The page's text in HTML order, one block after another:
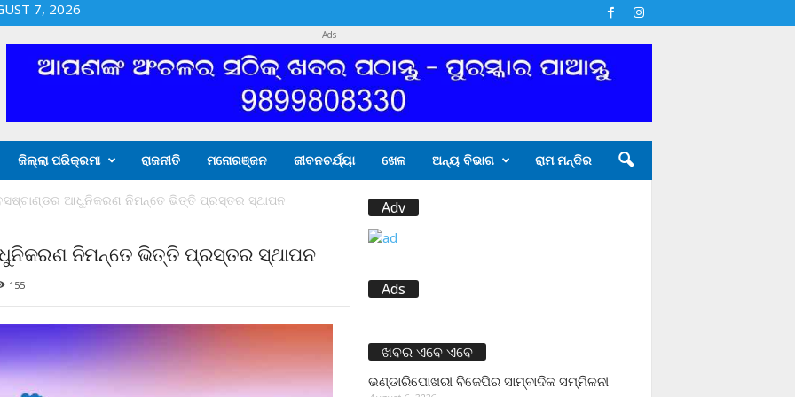
7, 2026
Ads
ଜିଲ୍ଲା ପରିକ୍ରମା ରାଜନୀତି ମନୋରଞ୍ଜନ ଜୀବନଚର୍ଯ୍ୟା ଖେଳ ଅନ୍ୟ ବିଭାଗ ରାମ ମନ୍ଦିର
ଆଧୁନିକରଣ ନିମନ୍ତେ ଭିତ୍ତି ପ୍ରସ୍ତର ସ୍ଥାପନ
ନିମନ୍ତେ ଭିତ୍ତି ପ୍ରସ୍ତର ସ୍ଥାପନ
155
Adv
Ads
ଖବର ଏବେ ଏବେ
ଭଣ୍ଡାରିପୋଖରୀ ବିଜେପିର ସାମ୍ବାଦିକ ସମ୍ମିଳନୀ